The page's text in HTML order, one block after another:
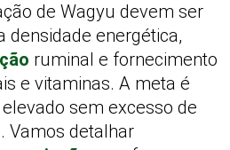
de Wagyu devem ser
densidade energética,
ruminal e fornecimento
e vitaminas. A meta é
sem excesso de
Vamos detalhar